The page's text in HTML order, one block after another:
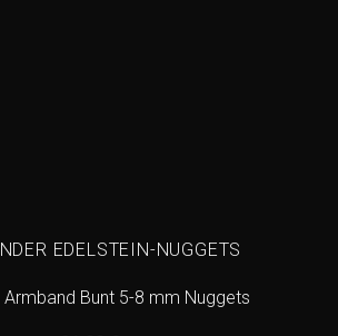
EDELSTEIN-NUGGETS
Armband Bunt 5-8 mm Nuggets